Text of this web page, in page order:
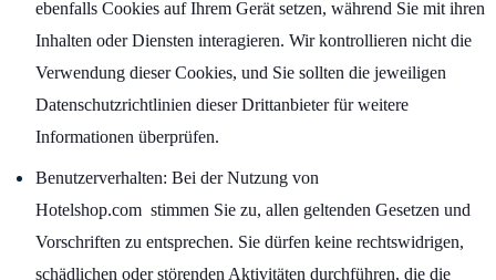
ebenfalls Cookies auf Ihrem Gerät setzen, während Sie mit ihren
Inhalten oder Diensten interagieren. Wir kontrollieren nicht die
Verwendung dieser Cookies, und Sie sollten die jeweiligen
Datenschutzrichtlinien dieser Drittanbieter für weitere
Informationen überprüfen.
Benutzerverhalten: Bei der Nutzung von
Hotelshop.com stimmen Sie zu, allen geltenden Gesetzen und
Vorschriften zu entsprechen. Sie dürfen keine rechtswidrigen,
schädlichen oder störenden Aktivitäten durchführen, die die